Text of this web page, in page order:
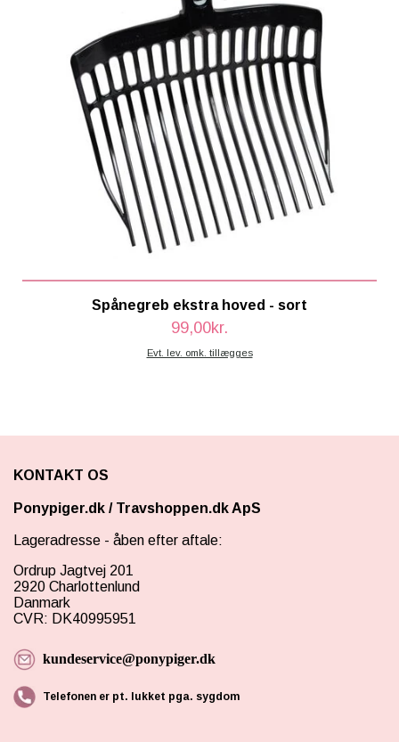
Spånegreb ekstra hoved - sort
99,00kr.
Evt. lev. omk. tillægges
KONTAKT OS
Ponypiger.dk / Travshoppen.dk ApS
Lageradresse - åben efter aftale:
Ordrup Jagtvej 201
2920 Charlottenlund
Danmark
CVR: DK40995951
kundeservice@ponypiger.dk
Telefonen er pt. lukket pga. sygdom